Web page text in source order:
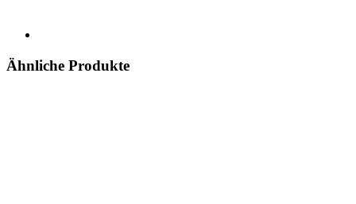
Ähnliche Produkte